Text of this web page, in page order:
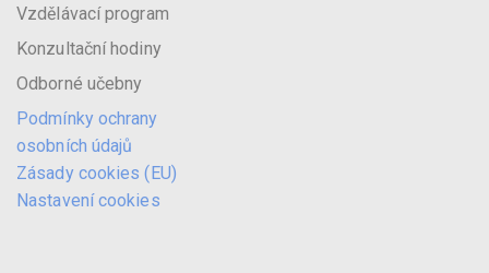
Vzdělávací program
Konzultační hodiny
Odborné učebny
Podmínky ochrany
osobních údajů
Zásady cookies (EU)
Nastavení cookies